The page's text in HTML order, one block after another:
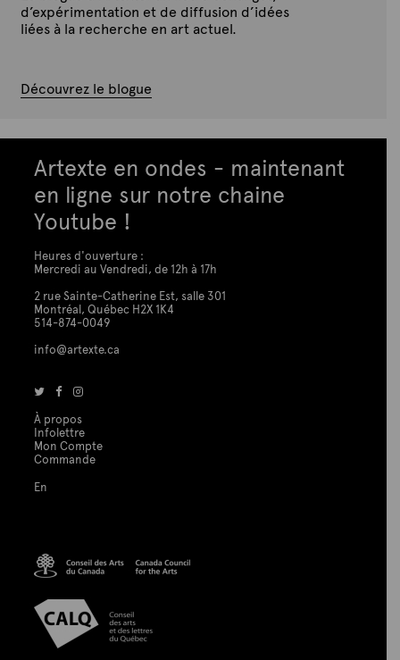
d’expérimentation et de diffusion d’idées
liées à la recherche en art actuel.
Découvrez le blogue
Artexte en ondes - maintenant
en ligne sur notre chaine
Youtube !
Heures d'ouverture :
Mercredi au Vendredi, de 12h à 17h
2 rue Sainte-Catherine Est, salle 301
Montréal, Québec H2X 1K4
514-874-0049
info@artexte.ca
À propos
Infolettre
Mon Compte
Commande
En